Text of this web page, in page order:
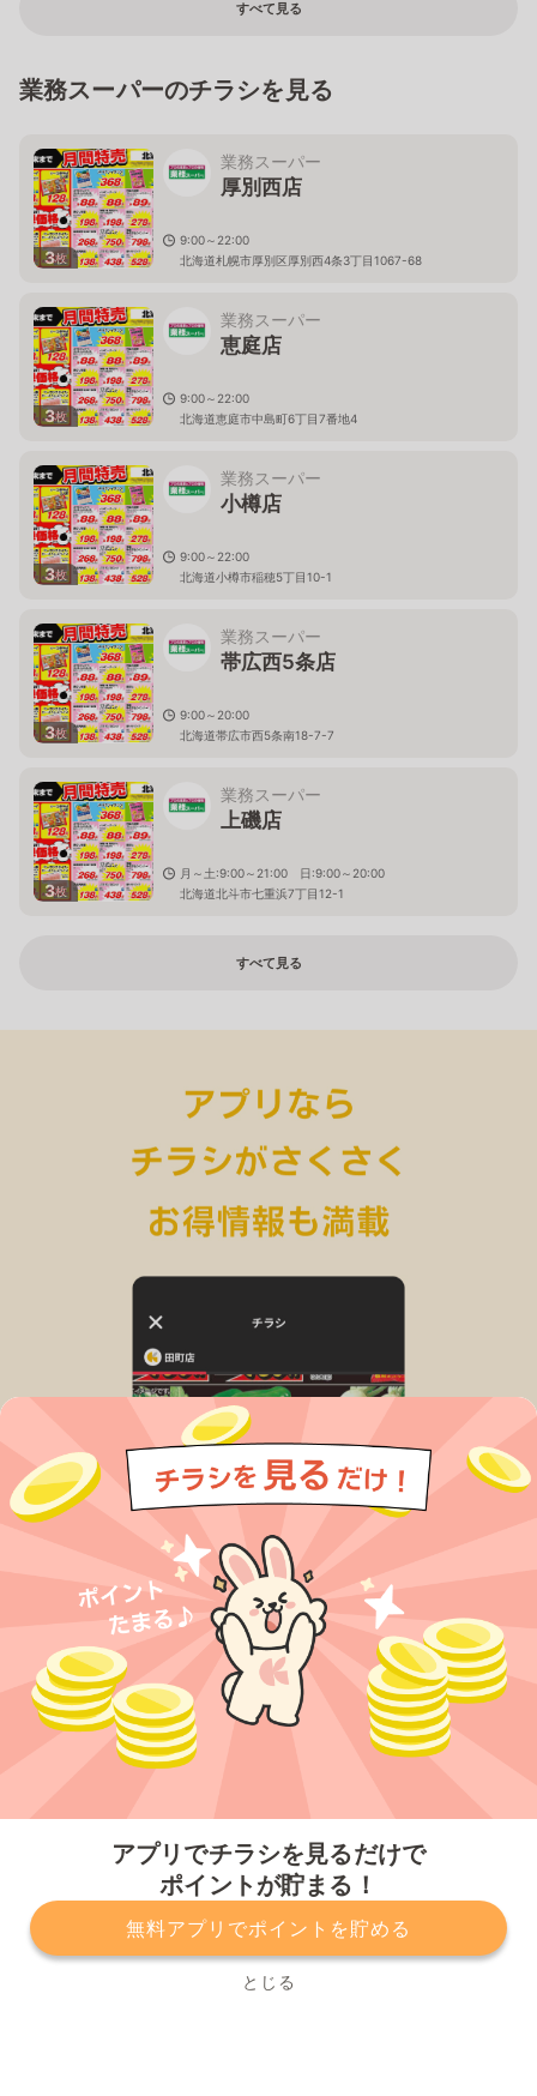
アプリでチラシを見るだけで
ポイントが貯まる！
無料アプリでポイントを貯める
とじる
すべて見る
業務スーパーのチラシを見る
3枚
業務スーパー
厚別西店
9:00～22:00
北海道札幌市厚別区厚別西4条3丁目1067-68
3枚
業務スーパー
恵庭店
9:00～22:00
北海道恵庭市中島町6丁目7番地4
3枚
業務スーパー
小樽店
9:00～22:00
北海道小樽市稲穂5丁目10-1
3枚
業務スーパー
帯広西5条店
9:00～20:00
北海道帯広市西5条南18-7-7
3枚
業務スーパー
上磯店
月～土:9:00～21:00 日:9:00～20:00
北海道北斗市七重浜7丁目12-1
すべて見る
プライバシーポリシー 利用規約
運営会社
サービスに関してのお問い合わせ